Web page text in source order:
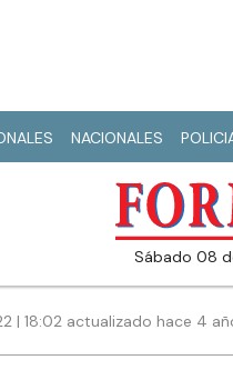
NACIONALES
sábado 08
| 18:02 actualizado hace 4